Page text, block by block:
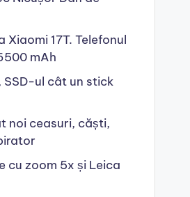
Xiaomi 17T. Telefonul
mAh
SSD-ul cât un stick
noi ceasuri, căști,
cu zoom 5x și Leica